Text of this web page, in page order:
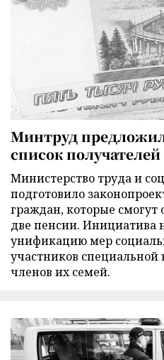
Минтруд
список
Министерство труда и
подготовило
граждан, которые
две пенсии. Инициатива
унификацию мер
участников
членов их семей.